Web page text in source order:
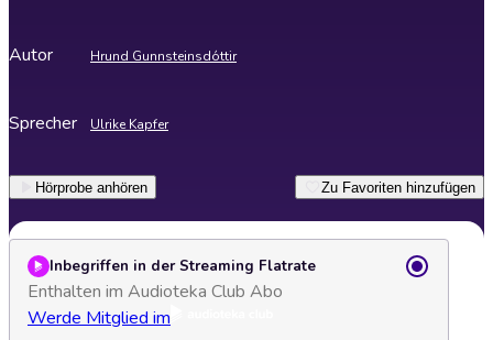
Autor Hrund Gunnsteinsdóttir
Sprecher Ulrike Kapfer
Hörprobe anhören Zu Favoriten hinzufügen
Inbegriffen in der Streaming Flatrate
Enthalten im Audioteka Club Abo
Werde Mitglied im